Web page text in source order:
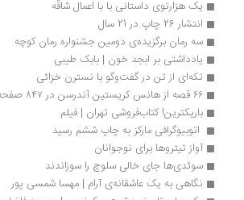
یک هزارتوی داستانی با با اعمال شاقّه
انتشار 26 چاپ در 21 سال
سه رمان برگزیده‌ی دومین جشنواره رمان کوچه
یادداشتی بر ابجد خون | بابک طیبی
تکه‌ای از تن در گفت‌وگو با نسترن خزائی
۶۶ قصه از هانس کریستین آندرسن در ۸۴۷ صفحه
باریکترین! کتاب‌فروشی تهران | فیلم
اتوبیوگرافی مارکز به چاپ ششم رسید
آواز تیتروها برای نوجوانان
سوئدی‌ها جای خالی سلوچ را سوزاندند
نگاهی به یک عاشقانه‌ی آرام | مهسا شمسی پور